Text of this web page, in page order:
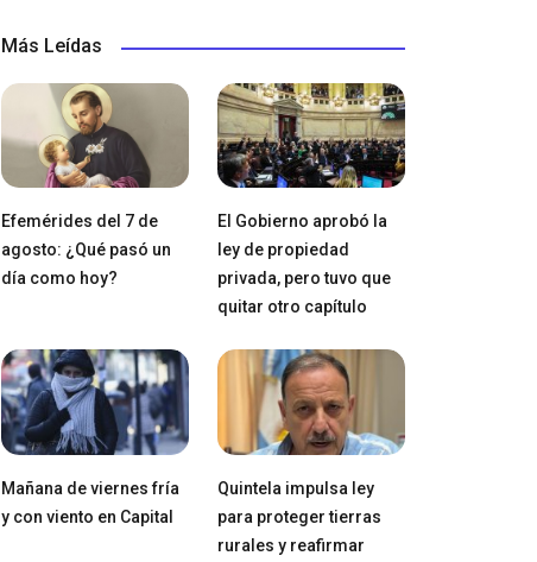
Más Leídas
Efemérides del 7 de
agosto: ¿Qué pasó un
día como hoy?
El Gobierno aprobó la
ley de propiedad
privada, pero tuvo que
quitar otro capítulo
Mañana de viernes fría
y con viento en Capital
Quintela impulsa ley
para proteger tierras
rurales y reafirmar